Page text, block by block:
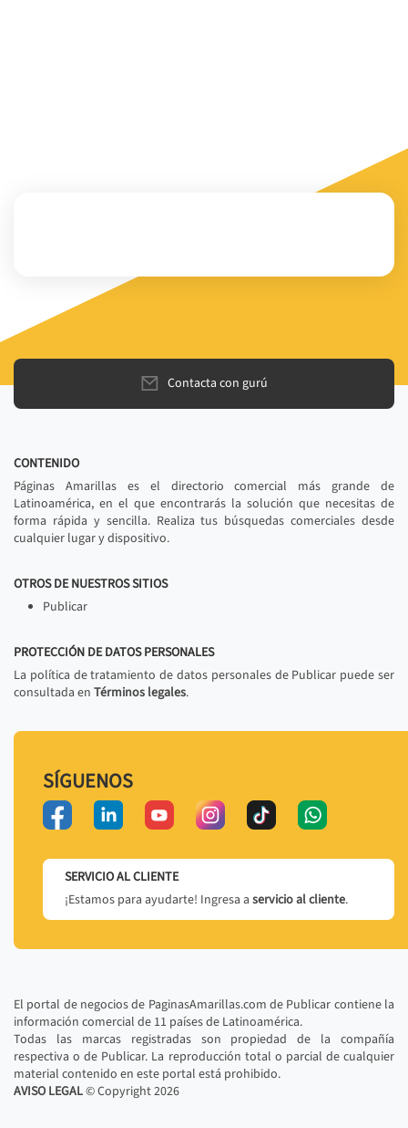
Contacta con gurú
CONTENIDO
Páginas Amarillas es el directorio comercial más grande de
Latinoamérica, en el que encontrarás la solución que necesitas de
forma rápida y sencilla. Realiza tus búsquedas comerciales desde
cualquier lugar y dispositivo.
OTROS DE NUESTROS SITIOS
Publicar
PROTECCIÓN DE DATOS PERSONALES
La política de tratamiento de datos personales de Publicar puede ser
consultada en Términos legales.
SÍGUENOS
SERVICIO AL CLIENTE
¡Estamos para ayudarte! Ingresa a servicio al cliente.
El portal de negocios de PaginasAmarillas.com de Publicar contiene la
información comercial de 11 países de Latinoamérica.
Todas las marcas registradas son propiedad de la compañía
respectiva o de Publicar. La reproducción total o parcial de cualquier
material contenido en este portal está prohibido.
AVISO LEGAL© Copyright2026